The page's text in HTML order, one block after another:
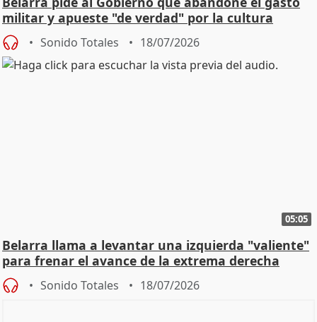
militar y apueste "de verdad" por la cultura
Sonido Totales 18/07/2026
05:05
Belarra llama a levantar una izquierda "valiente"
para frenar el avance de la extrema derecha
Sonido Totales 18/07/2026